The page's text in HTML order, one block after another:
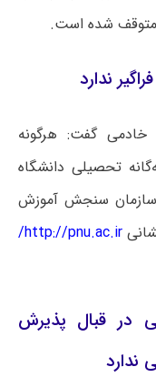
شده است.
ندارد
خادمی گفت: هرگونه
تحصیلی دانشگاه
سازمان سنجش آموزش
http://pnu.ac.ir/
در قبال پذیرش